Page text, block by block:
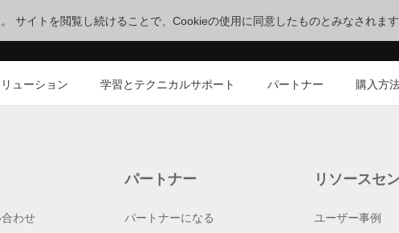
サイトを閲覧し続けることで、Cookieの使用に同意したものとみなされま
ューション 学習とテクニカルサポート パートナー 購入方
わせ
パートナー
パートナーになる
リソースセ
ユーザー事例